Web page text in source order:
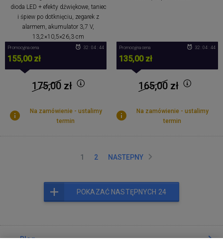
dioda LED + efekty dźwiękowe, taniec
i śpiew po dotknięciu, zegarek z
alarmem, akumulator 3,7 V,
13,2×10,5×26,3 cm
Promocyjna cena
155,00 zł
32 : 04 : 43
175,00zł
Na zamówienie - ustalimy
termin
Promocyjna cena
135,00 zł
32 : 04 : 43
165,00zł
Na zamówienie - ustalimy
termin
1 2 NASTEPNY
POKAZAĆ NASTĘPNYCH 24
Blog